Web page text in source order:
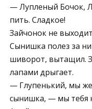
— Лупленый Бочок,
пить. Сладкое!
Зайчонок не
Сынишка полез за
шиворот, вытащил.
лапами дрыгает.
— Глупенький, мы
сынишка, — мы тебя